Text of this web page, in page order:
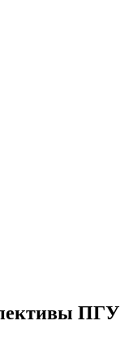
ПГУ